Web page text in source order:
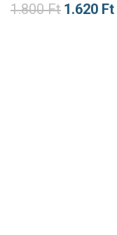
1.800Ft 1.620 Ft